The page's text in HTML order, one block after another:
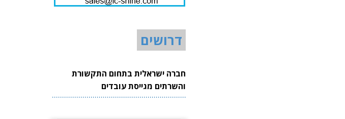
דרושים
חברה ישראלית בתחום התקשורת
והשרתים מגייסת עובדים